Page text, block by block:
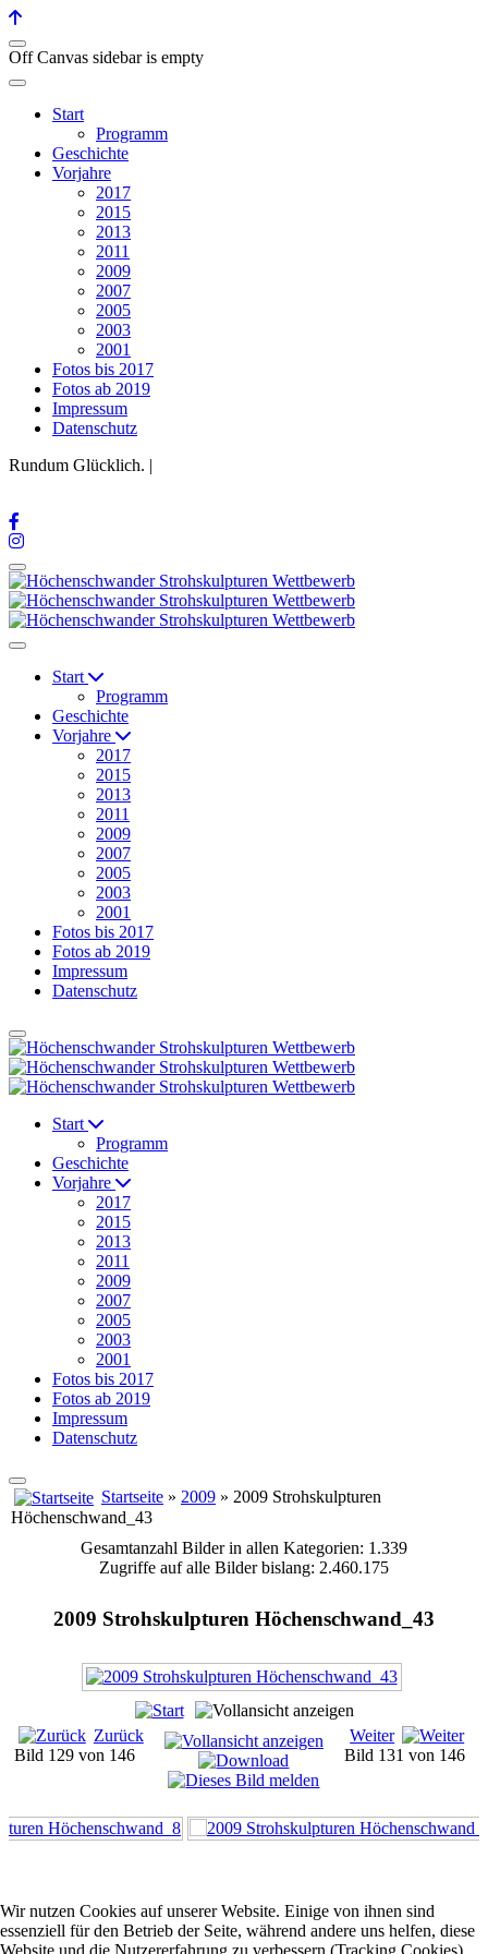
Off Canvas sidebar is empty
Start
Programm
Geschichte
Vorjahre
2017
2015
2013
2011
2009
2007
2005
2003
2001
Fotos bis 2017
Fotos ab 2019
Impressum
Datenschutz
Rundum Glücklich. |
Start
Programm
Geschichte
Vorjahre
2017
2015
2013
2011
2009
2007
2005
2003
2001
Fotos bis 2017
Fotos ab 2019
Impressum
Datenschutz
Start
Programm
Geschichte
Vorjahre
2017
2015
2013
2011
2009
2007
2005
2003
2001
Fotos bis 2017
Fotos ab 2019
Impressum
Datenschutz
Startseite » 2009 » 2009 Strohskulpturen
Höchenschwand_43
Gesamtanzahl Bilder in allen Kategorien: 1.339
Zugriffe auf alle Bilder bislang: 2.460.175
2009 Strohskulpturen Höchenschwand_43
Zurück
Bild 129 von 146
Weiter
Bild 131 von 146
Wir nutzen Cookies auf unserer Website. Einige von ihnen sind
essenziell für den Betrieb der Seite, während andere uns helfen, diese
Website und die Nutzererfahrung zu verbessern (Tracking Cookies).